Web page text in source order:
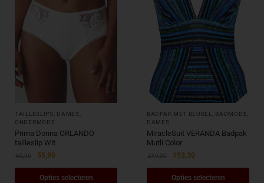
TAILLESLIPS DAMES
ONDERMODE
Prima Donna ORLANDO
tailleslip Wit
60,90 55,90
Opties selecteren
BADPAK MET BEUGEL BADMODE
DAMES
MiracleSuit VERANDA Badpak
Mutli Color
219,00 153,30
Opties selecteren